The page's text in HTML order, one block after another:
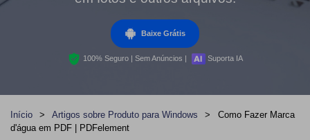
PDFelement para Android
PDF Online
PDF para Word
Comprimir PDF
Converter PDF
Editar PDF
Comprimir PDF
Dicas de OCR PDF
Dicas de assinar PDF
Dicas de negócios
Baixe Grátis
100% Seguro | Sem Anúncios | Suporta IA
Início > Artigos sobre Produto para Windows >
Como Fazer Marca
d'água em PDF | PDFelement